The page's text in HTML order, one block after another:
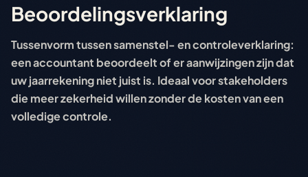
Beoordelingsverklaring
Tussenvorm tussen samenstel- en controleverklaring:
een accountant beoordeelt of er aanwijzingen zijn dat
uw jaarrekening niet juist is. Ideaal voor stakeholders
die meer zekerheid willen zonder de kosten van een
volledige controle.